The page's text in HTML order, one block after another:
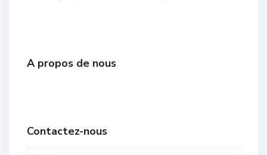
A propos de nous
Contactez-nous